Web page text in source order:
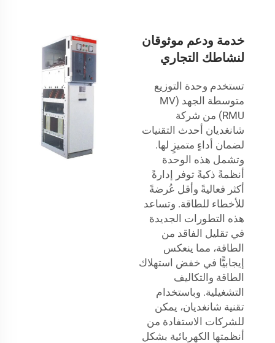
خدمة ودعم موثوقان
لنشاطك التجاري
تستخدم وحدة التوزيع
متوسطة الجهد (MV
RMU) من شركة
شانغديان أحدث التقنيات
لضمان أداءٍ متميزٍ لها.
وتشمل هذه الوحدة
أنظمةً ذكيةً توفر إدارةً
أكثر فعاليةً وأقل عُرضةً
للأخطاء للطاقة. وتساعد
هذه التطورات الجديدة
في تقليل الفاقد من
الطاقة، مما ينعكس
إيجابيًّا في خفض استهلاك
الطاقة والتكاليف
التشغيلية. وباستخدام
تقنية شانغديان، يمكن
للشركات الاستفادة من
أنظمتها الكهربائية بشكل